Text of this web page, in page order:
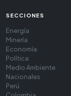
SECCIONES
Energía
Minería
Economía
Política
Medio Ambiente
Nacionales
Perú